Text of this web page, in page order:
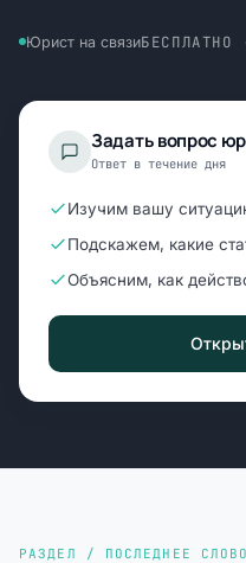
Юрист на связиБЕСПЛАТНО
Задать вопрос
Ответ в течение дня
Изучим вашу
Подскажем, какие
Объясним, как
РАЗДЕЛ / ПОСЛЕДНЕЕ